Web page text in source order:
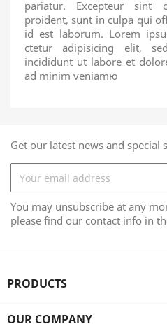
pariatur. Excepteur sint
proident, sunt in culpa qui
id est laborum. Lorem
ctetur adipisicing elit,
incididunt ut labore et
ad minim veniamю
Get our latest news and special
You may unsubscribe at any
please find our contact info in
PRODUCTS
OUR COMPANY